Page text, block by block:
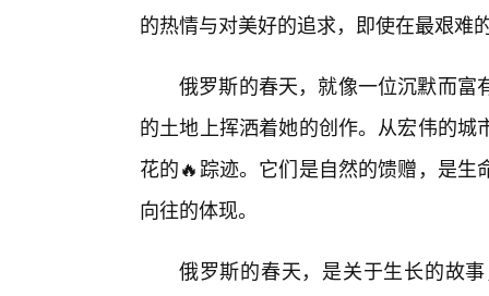
的热情与对美好的追求，即使在最艰难
俄罗斯的春天，就像一位沉默而富
的土地上挥洒着她的创作。从宏伟的
花的🔥踪迹。它们是自然的馈赠，是
向往的体现。
俄罗斯的春天，是关于生长的故